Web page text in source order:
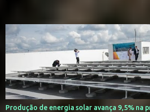
Produção de energia solar avança 9,5% na